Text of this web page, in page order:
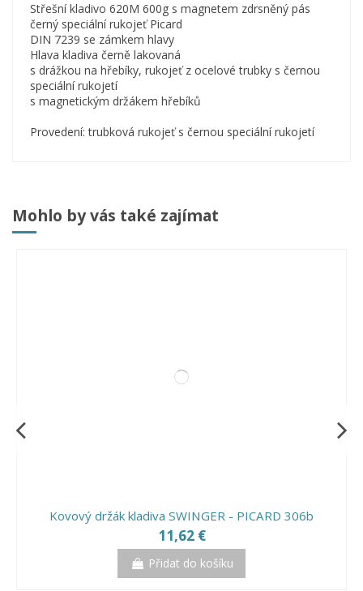
Střešní kladivo 620M 600g s magnetem zdrsněný pás
černý speciální rukojeť Picard
DIN 7239 se zámkem hlavy
Hlava kladiva černě lakovaná
s drážkou na hřebíky, rukojeť z ocelové trubky s černou
speciální rukojetí
s magnetickým držákem hřebíků
Provedení: trubková rukojeť s černou speciální rukojetí
Mohlo by vás také zajímat
Kovový držák kladiva SWINGER - PICARD 306b
11,62 €
Přidat do košíku